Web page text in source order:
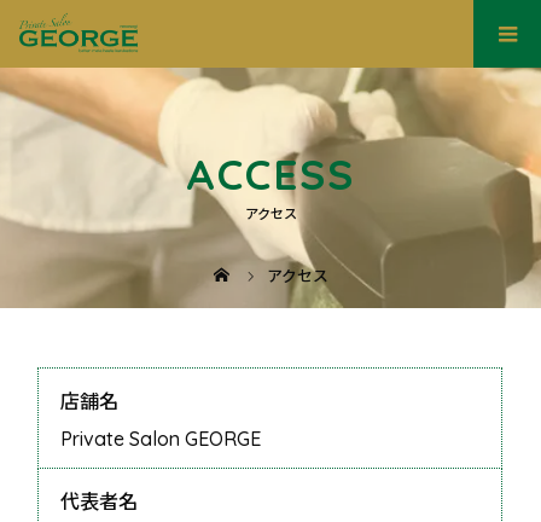
ACCESS
アクセス
アクセス
店舗名
Private Salon GEORGE
代表者名